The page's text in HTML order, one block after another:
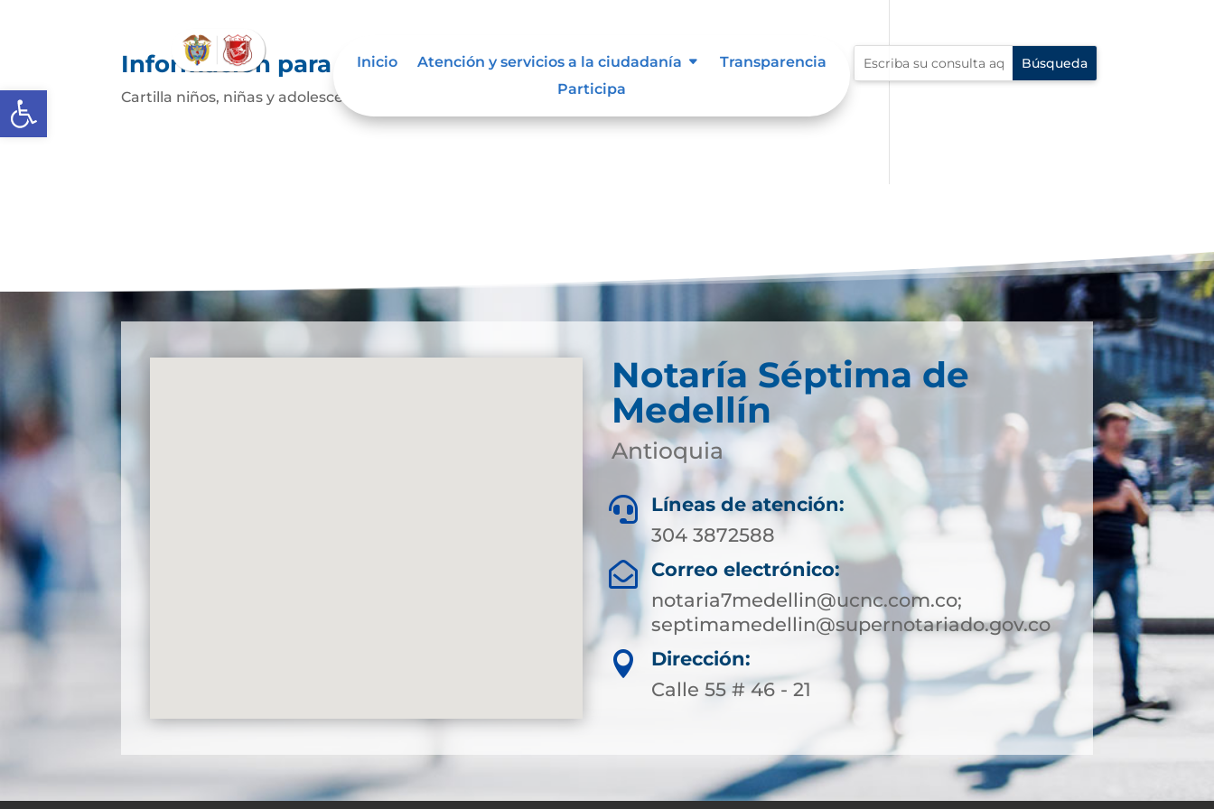
Abrir barra de herramientas
Inicio Atención y servicios a la ciudadanía
Transparencia
Participa
Información para niños, niñas y adolescentes
Cartilla niños, niñas y adolescentes
Notaría Séptima de
Medellín
Antioquia

Líneas de atención:
304 3872588

Correo electrónico:
notaria7medellin@ucnc.com.co;
septimamedellin@supernotariado.gov.co

Dirección:
Calle 55 # 46 - 21